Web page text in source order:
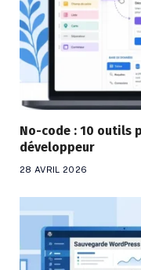
No-code : 10 outils
développeur
28 AVRIL 2026